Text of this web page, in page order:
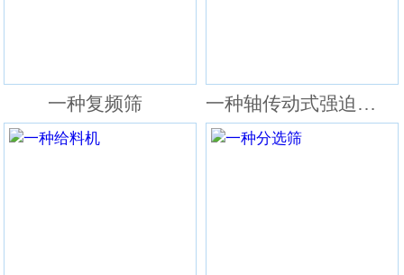
一种复频筛 一种轴传动式强迫同步圆振筛设备